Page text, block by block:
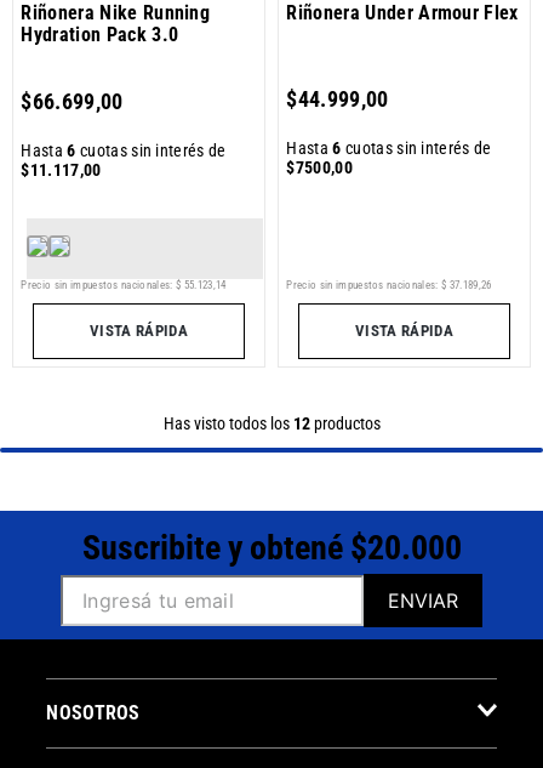
Riñonera Nike Running
Hydration Pack 3.0
$66.699,00
Hasta6 cuotas sin interés de
$11.117,00
Precio sin impuestos nacionales: $ 55. 123,14
VISTA RÁPIDA
Riñonera Under Armour Flex
$44.999,00
Hasta6 cuotas sin interés de
$7500,00
Precio sin impuestos nacionales: $ 37. 189,26
VISTA RÁPIDA
Has visto todos los 12productos
Suscribite y obtené $20.000
ENVIAR
NOSOTROS